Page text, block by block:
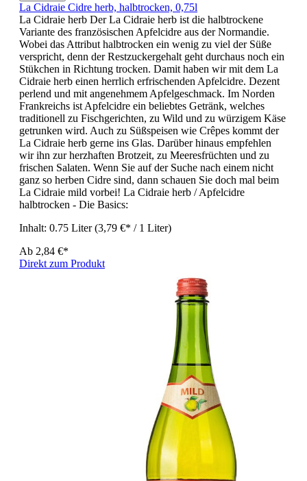
La Cidraie Cidre herb, halbtrocken, 0,75l
La Cidraie herb Der La Cidraie herb ist die halbtrockene
Variante des französischen Apfelcidre aus der Normandie.
Wobei das Attribut halbtrocken ein wenig zu viel der Süße
verspricht, denn der Restzuckergehalt geht durchaus noch ein
Stükchen in Richtung trocken. Damit haben wir mit dem La
Cidraie herb einen herrlich erfrischenden Apfelcidre. Dezent
perlend und mit angenehmem Apfelgeschmack. Im Norden
Frankreichs ist Apfelcidre ein beliebtes Getränk, welches
traditionell zu Fischgerichten, zu Wild und zu würzigem Käse
getrunken wird. Auch zu Süßspeisen wie Crêpes kommt der
La Cidraie herb gerne ins Glas. Darüber hinaus empfehlen
wir ihn zur herzhaften Brotzeit, zu Meeresfrüchten und zu
frischen Salaten. Wenn Sie auf der Suche nach einem nicht
ganz so herben Cidre sind, dann schauen Sie doch mal beim
La Cidraie mild vorbei! La Cidraie herb / Apfelcidre
halbtrocken - Die Basics:
Inhalt: 0.75 Liter(3,79 €* / 1 Liter)
Ab 2,84 €*
Direkt zum Produkt